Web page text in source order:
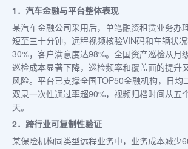
1．汽车金融与平台整体表现
某汽车金融公司采用后，单笔融资租赁业务办
短至三十分钟，远程视频核验VIN码和车辆状
30%，客户满意度达98%。全国资产巡检从月
巡检成本显著下降，巡检频率和覆盖面的提升
风险。平台已支撑全国TOP50金融机构，日均
双录一次性通过率超90%，视频归档时间从五
天。
2．跨行业可复制性验证
某保险机构同类型远程业务中，业务成本减少